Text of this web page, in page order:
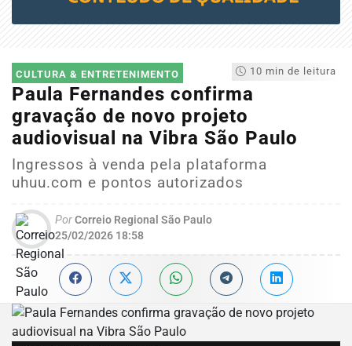
10 min de leitura
CULTURA & ENTRETENIMENTO
Paula Fernandes confirma
gravação de novo projeto
audiovisual na Vibra São Paulo
Ingressos à venda pela plataforma
uhuu.com e pontos autorizados
PorCorreio Regional São Paulo
25/02/2026 18:58